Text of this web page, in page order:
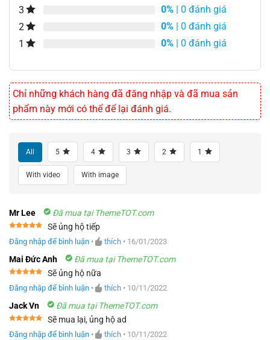
3
0% | 0 đánh giá
2
0% | 0 đánh giá
1
0% | 0 đánh giá
Chỉ những khách hàng đã đăng nhập và đã mua sản
phẩm này mới có thể để lại đánh giá.
All 5 4 3 2 1
With video With image
Mr Lee Đã mua tại ThemeTOT.com
hạng55
Sẽ ủng hộ tiếp
Đăng nhập để bình luận • thích • 16/01/2023
Mai Đức Anh Đã mua tại ThemeTOT.com
hạng55
Sẽ ủng hộ nữa
Đăng nhập để bình luận • thích • 10/11/2022
Jack Vn Đã mua tại ThemeTOT.com
hạng55
Sẽ mua lại, ủng hộ ad
Đăng nhập để bình luận • thích • 10/11/2022